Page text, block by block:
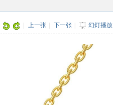
上一张 下一张 幻灯播放